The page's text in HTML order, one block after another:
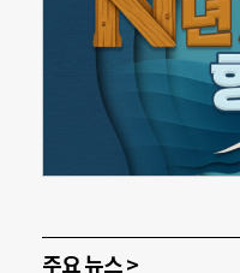
주요 뉴스 >